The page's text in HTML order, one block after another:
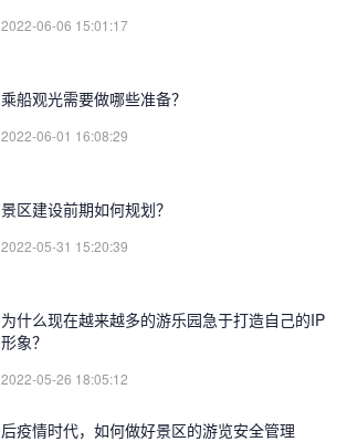
2022-06-06 15:01:17
乘船观光需要做哪些准备？
2022-06-01 16:08:29
景区建设前期如何规划？
2022-05-31 15:20:39
为什么现在越来越多的游乐园急于打造自己的IP
形象？
2022-05-26 18:05:12
后疫情时代，如何做好景区的游览安全管理